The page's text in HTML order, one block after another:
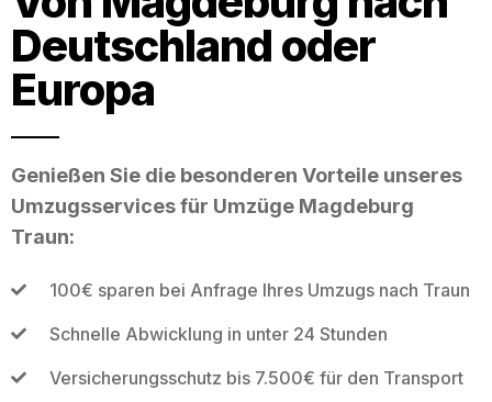
Deutschland oder
Europa
Genießen Sie die besonderen Vorteile unseres
Umzugsservices für Umzüge Magdeburg
Traun:
100€ sparen bei Anfrage Ihres Umzugs nach Traun
Schnelle Abwicklung in unter 24 Stunden
Versicherungsschutz bis 7.500€ für den Transport